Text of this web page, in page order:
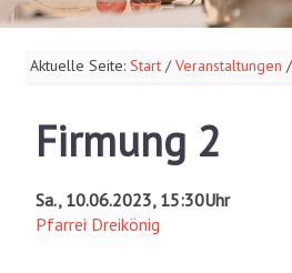
Aktuelle Seite:Start / Veranstaltungen /
Firmung 2
Sa., 10.06.2023, 15:30Uhr
Pfarrei Dreikönig